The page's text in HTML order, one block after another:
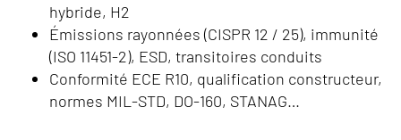
hybride, H2
Émissions rayonnées (CISPR 12 / 25), immunité
(ISO 11451-2), ESD, transitoires conduits
Conformité ECE R10, qualification constructeur,
normes MIL-STD, DO-160, STANAG…